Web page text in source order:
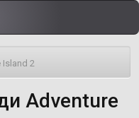
Island 2
Adventure